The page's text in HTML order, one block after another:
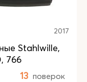
2017
Stahlwille,
766
13 поверок